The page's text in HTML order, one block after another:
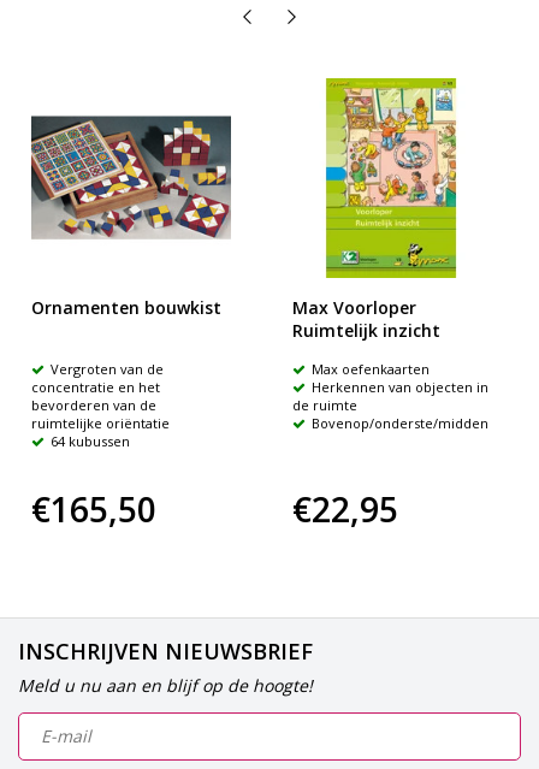
Ornamenten bouwkist
Vergroten van de
concentratie en het
bevorderen van de
ruimtelijke oriëntatie
64 kubussen
€165,50
Max Voorloper
Ruimtelijk inzicht
Max oefenkaarten
Herkennen van objecten in
de ruimte
Bovenop/onderste/midden
€22,95
INSCHRIJVEN NIEUWSBRIEF
Meld u nu aan en blijf op de hoogte!